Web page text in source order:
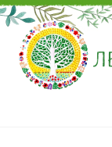
Перейти
к
навигации
Перейти
к
содержимому